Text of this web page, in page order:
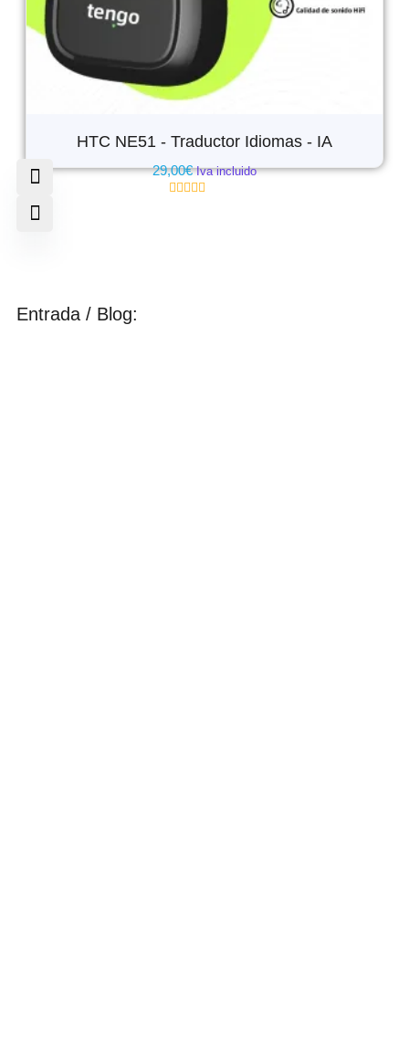
HTC NE51 - Traductor Idiomas - IA
29,00€ Iva incluido
Entrada / Blog: